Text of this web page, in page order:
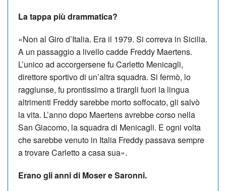
La tappa più drammatica?
«Non al Giro d’Italia. Era il 1979. Si correva in Sicilia.
A un passaggio a livello cadde Freddy Maertens.
L’unico ad accorgersene fu Carletto Menicagli,
direttore sportivo di un’altra squadra. Si fermò, lo
raggiunse, fu prontissimo a tirargli fuori la lingua
altrimenti Freddy sarebbe morto soffocato, gli salvò
la vita. L’anno dopo Maertens avrebbe corso nella
San Giacomo, la squadra di Menicagli. E ogni volta
che sarebbe venuto in Italia Freddy passava sempre
a trovare Carletto a casa sua».
Erano gli anni di Moser e Saronni.